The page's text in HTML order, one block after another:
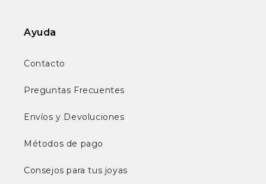
Ayuda
Contacto
Preguntas Frecuentes
Envíos y Devoluciones
Métodos de pago
Consejos para tus joyas